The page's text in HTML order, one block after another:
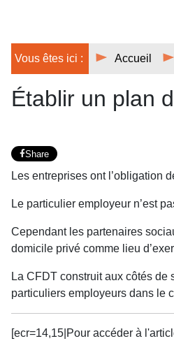
Vous êtes ici : Accueil
Établir un plan
Share
Les entreprises ont l’obligation
Le particulier employeur n’est
Cependant les partenaires
domicile privé comme lieu
La CFDT construit aux côtés
particuliers employeurs dans le
[ecr=14,15|Pour accéder à